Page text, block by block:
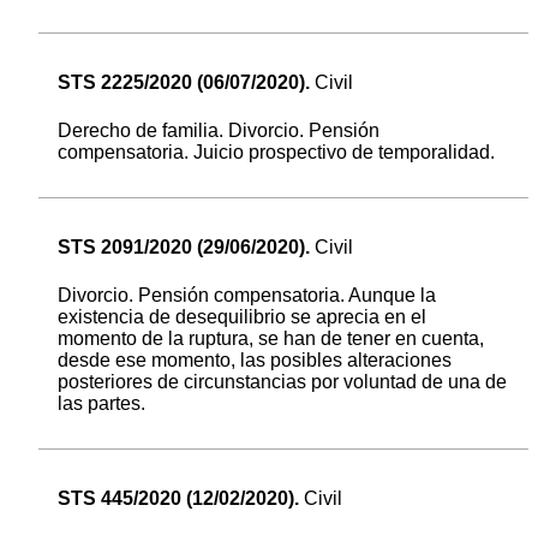
STS 2225/2020 (06/07/2020). Civil
Derecho de familia. Divorcio. Pensión
compensatoria. Juicio prospectivo de temporalidad.
STS 2091/2020 (29/06/2020). Civil
Divorcio. Pensión compensatoria. Aunque la
existencia de desequilibrio se aprecia en el
momento de la ruptura, se han de tener en cuenta,
desde ese momento, las posibles alteraciones
posteriores de circunstancias por voluntad de una de
las partes.
STS 445/2020 (12/02/2020). Civil